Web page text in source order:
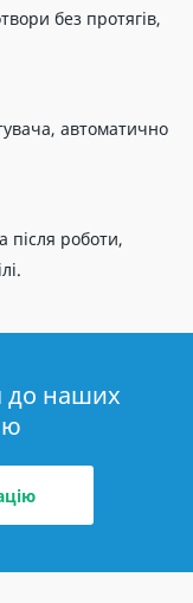
без протягів,
автоматично
після роботи,
до наших